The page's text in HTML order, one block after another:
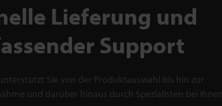
Lieferung und
Support
unterstützt Sie von der Produktauswahl bis hin zur
und darüber hinaus durch Spezialisten bei Ihnen